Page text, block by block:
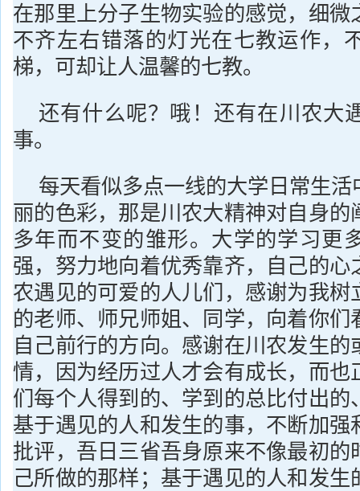
在那里上分子生物实验的感觉，细微
不齐左右错落的灯光在七教运作，
梯，可却让人温馨的七教。
还有什么呢？哦！还有在川农大
事。
每天看似多点一线的大学日常生
丽的色彩，那是川农大精神对自身的
多年而不变的雏形。大学的学习更
强，努力地向着优秀靠齐，自己的心
农遇见的可爱的人儿们，感谢为我树
的老师、师兄师姐、同学，向着你们
自己前行的方向。感谢在川农发生的
情，因为经历过人才会有成长，而也
们每个人得到的、学到的总比付出的
基于遇见的人和发生的事，不断加强
批评，吾日三省吾身原来不像最初的
己所做的那样；基于遇见的人和发生